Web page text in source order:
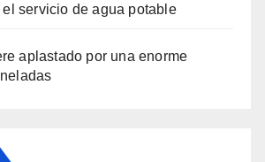
servicio de agua potable
aplastado por una enorme